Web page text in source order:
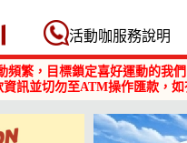
活動咖 Eventpal
活動咖服務說明
頻繁，目標鎖定喜好運動的我
訊並切勿至ATM操作匯款，